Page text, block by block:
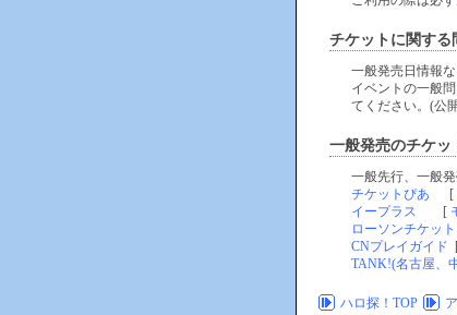
チケットに関する
一般発売日情報
イベントの一般
てください。(公
一般発売のチケッ
一般先行、一般
チケットぴあ [
イープラス [
ローソンチケット
CNプレイガイド
TANK!(名古屋、
ハロ探！TOP